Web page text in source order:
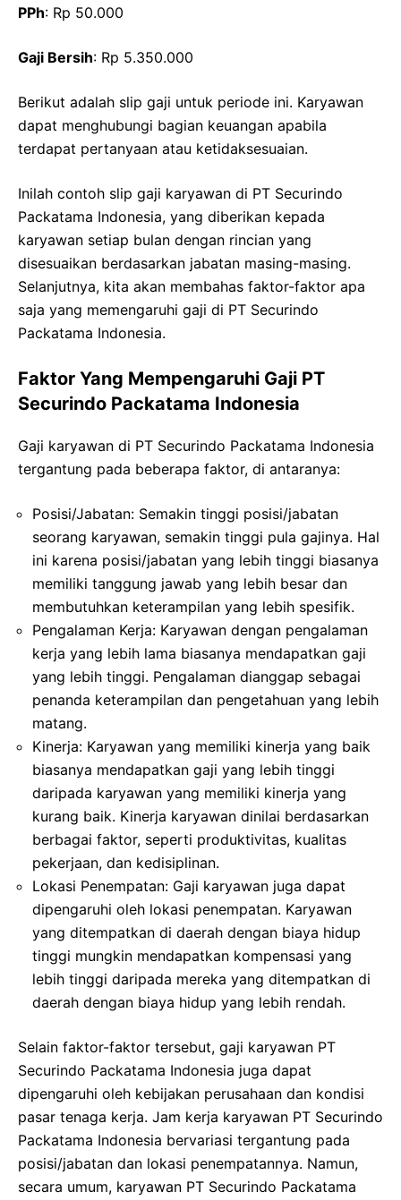
PPh: Rp 50.000
Gaji Bersih: Rp 5.350.000
Berikut adalah slip gaji untuk periode ini. Karyawan
dapat menghubungi bagian keuangan apabila
terdapat pertanyaan atau ketidaksesuaian.
Inilah contoh slip gaji karyawan di PT Securindo
Packatama Indonesia, yang diberikan kepada
karyawan setiap bulan dengan rincian yang
disesuaikan berdasarkan jabatan masing-masing.
Selanjutnya, kita akan membahas faktor-faktor apa
saja yang memengaruhi gaji di PT Securindo
Packatama Indonesia.
Faktor Yang Mempengaruhi Gaji PT
Securindo Packatama Indonesia
Gaji karyawan di PT Securindo Packatama Indonesia
tergantung pada beberapa faktor, di antaranya:
Posisi/Jabatan: Semakin tinggi posisi/jabatan
seorang karyawan, semakin tinggi pula gajinya. Hal
ini karena posisi/jabatan yang lebih tinggi biasanya
memiliki tanggung jawab yang lebih besar dan
membutuhkan keterampilan yang lebih spesifik.
Pengalaman Kerja: Karyawan dengan pengalaman
kerja yang lebih lama biasanya mendapatkan gaji
yang lebih tinggi. Pengalaman dianggap sebagai
penanda keterampilan dan pengetahuan yang lebih
matang.
Kinerja: Karyawan yang memiliki kinerja yang baik
biasanya mendapatkan gaji yang lebih tinggi
daripada karyawan yang memiliki kinerja yang
kurang baik. Kinerja karyawan dinilai berdasarkan
berbagai faktor, seperti produktivitas, kualitas
pekerjaan, dan kedisiplinan.
Lokasi Penempatan: Gaji karyawan juga dapat
dipengaruhi oleh lokasi penempatan. Karyawan
yang ditempatkan di daerah dengan biaya hidup
tinggi mungkin mendapatkan kompensasi yang
lebih tinggi daripada mereka yang ditempatkan di
daerah dengan biaya hidup yang lebih rendah.
Selain faktor-faktor tersebut, gaji karyawan PT
Securindo Packatama Indonesia juga dapat
dipengaruhi oleh kebijakan perusahaan dan kondisi
pasar tenaga kerja. Jam kerja karyawan PT Securindo
Packatama Indonesia bervariasi tergantung pada
posisi/jabatan dan lokasi penempatannya. Namun,
secara umum, karyawan PT Securindo Packatama